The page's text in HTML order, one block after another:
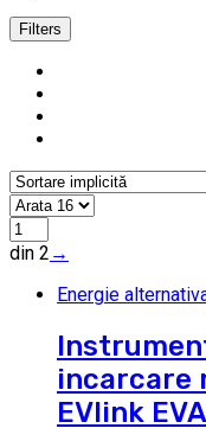
Filters
din 2 →
Energie
incarcare
EVlink